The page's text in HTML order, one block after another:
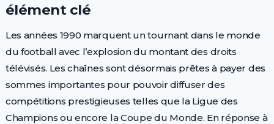
élément clé
Les années 1990 marquent un tournant dans le monde
du football avec l’explosion du montant des droits
télévisés. Les chaînes sont désormais prêtes à payer des
sommes importantes pour pouvoir diffuser des
compétitions prestigieuses telles que la Ligue des
Champions ou encore la Coupe du Monde. En réponse à